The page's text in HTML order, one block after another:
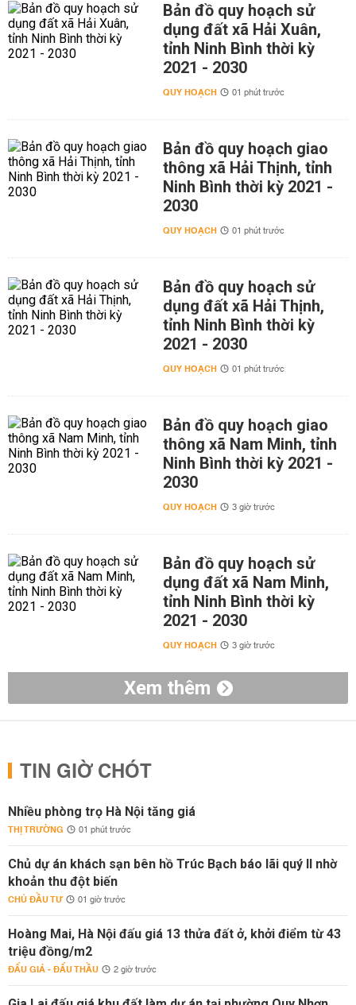
Bản đồ quy hoạch sử
dụng đất xã Hải Xuân,
tỉnh Ninh Bình thời kỳ
2021 - 2030
QUY HOẠCH 01 phút trước
Bản đồ quy hoạch giao
thông xã Hải Thịnh, tỉnh
Ninh Bình thời kỳ 2021 -
2030
QUY HOẠCH 01 phút trước
Bản đồ quy hoạch sử
dụng đất xã Hải Thịnh,
tỉnh Ninh Bình thời kỳ
2021 - 2030
QUY HOẠCH 01 phút trước
Bản đồ quy hoạch giao
thông xã Nam Minh, tỉnh
Ninh Bình thời kỳ 2021 -
2030
QUY HOẠCH 3 giờ trước
Bản đồ quy hoạch sử
dụng đất xã Nam Minh,
tỉnh Ninh Bình thời kỳ
2021 - 2030
QUY HOẠCH 3 giờ trước
Xem thêm
TIN GIỜ CHÓT
Nhiều phòng trọ Hà Nội tăng giá
THỊ TRƯỜNG 01 phút trước
Chủ dự án khách sạn bên hồ Trúc Bạch báo lãi quý II nhờ
khoản thu đột biến
CHỦ ĐẦU TƯ 01 giờ trước
Hoàng Mai, Hà Nội đấu giá 13 thửa đất ở, khởi điểm từ 43
triệu đồng/m2
ĐẤU GIÁ - ĐẤU THẦU 2 giờ trước